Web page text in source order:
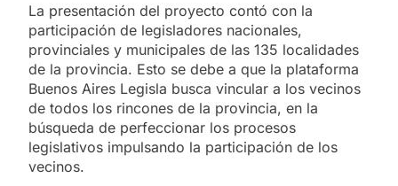
La presentación del proyecto contó con la
participación de legisladores nacionales,
provinciales y municipales de las 135 localidades
de la provincia. Esto se debe a que la plataforma
Buenos Aires Legisla busca vincular a los vecinos
de todos los rincones de la provincia, en la
búsqueda de perfeccionar los procesos
legislativos impulsando la participación de los
vecinos.